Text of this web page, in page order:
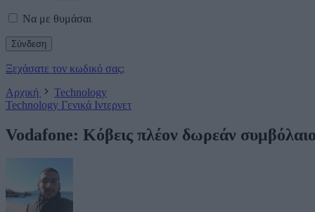
Να με θυμάσαι
Ξεχάσατε τον κωδικό σας;
Αρχική
Technology
Technology Γενικά Ιντερνετ
Vodafone: Κόβεις πλέον δωρεάν